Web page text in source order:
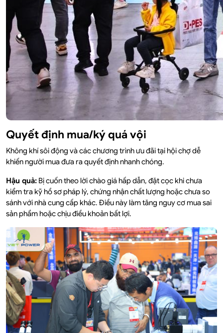
Quyết định mua/ký quá vội
Không khí sôi động và các chương trình ưu đãi tại hội chợ dễ
khiến người mua đưa ra quyết định nhanh chóng.
Hậu quả: Bị cuốn theo lời chào giá hấp dẫn, đặt cọc khi chưa
kiểm tra kỹ hồ sơ pháp lý, chứng nhận chất lượng hoặc chưa so
sánh với nhà cung cấp khác. Điều này làm tăng nguy cơ mua sai
sản phẩm hoặc chịu điều khoản bất lợi.